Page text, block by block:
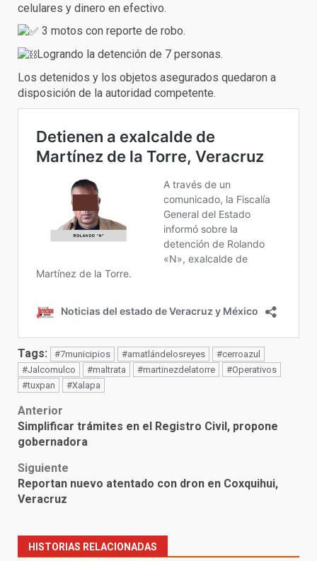
celulares y dinero en efectivo.
3 motos con reporte de robo.
Logrando la detención de 7 personas.
Los detenidos y los objetos asegurados quedaron a
disposición de la autoridad competente.
Tags: #7municipios #amatlándelosreyes
#cerroazul
#Jalcomulco
#maltrata #martinezdelatorre
#Operativos
#tuxpan
#Xalapa
Post
navigation
Anterior
Simplificar trámites en el Registro Civil, propone
gobernadora
Siguiente
Reportan nuevo atentado con dron en Coxquihui,
Veracruz
HISTORIAS RELACIONADAS